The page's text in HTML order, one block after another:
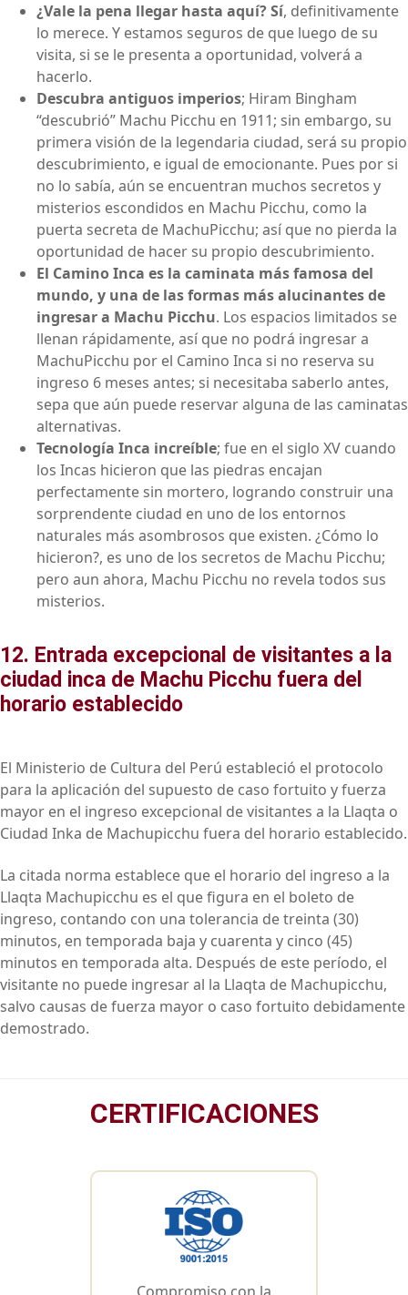
¿Vale la pena llegar hasta aquí? Sí, definitivamente
lo merece. Y estamos seguros de que luego de su
visita, si se le presenta a oportunidad, volverá a
hacerlo.
Descubra antiguos imperios; Hiram Bingham
“descubrió” Machu Picchu en 1911; sin embargo, su
primera visión de la legendaria ciudad, será su propio
descubrimiento, e igual de emocionante. Pues por si
no lo sabía, aún se encuentran muchos secretos y
misterios escondidos en Machu Picchu, como la
puerta secreta de MachuPicchu; así que no pierda la
oportunidad de hacer su propio descubrimiento.
El Camino Inca es la caminata más famosa del
mundo, y una de las formas más alucinantes de
ingresar a Machu Picchu. Los espacios limitados se
llenan rápidamente, así que no podrá ingresar a
MachuPicchu por el Camino Inca si no reserva su
ingreso 6 meses antes; si necesitaba saberlo antes,
sepa que aún puede reservar alguna de las caminatas
alternativas.
Tecnología Inca increíble; fue en el siglo XV cuando
los Incas hicieron que las piedras encajan
perfectamente sin mortero, logrando construir una
sorprendente ciudad en uno de los entornos
naturales más asombrosos que existen. ¿Cómo lo
hicieron?, es uno de los secretos de Machu Picchu;
pero aun ahora, Machu Picchu no revela todos sus
misterios.
12. Entrada excepcional de visitantes a la
ciudad inca de Machu Picchu fuera del
horario establecido
El Ministerio de Cultura del Perú estableció el protocolo
para la aplicación del supuesto de caso fortuito y fuerza
mayor en el ingreso excepcional de visitantes a la Llaqta o
Ciudad Inka de Machupicchu fuera del horario establecido.
La citada norma establece que el horario del ingreso a la
Llaqta Machupicchu es el que figura en el boleto de
ingreso, contando con una tolerancia de treinta (30)
minutos, en temporada baja y cuarenta y cinco (45)
minutos en temporada alta. Después de este período, el
visitante no puede ingresar al la Llaqta de Machupicchu,
salvo causas de fuerza mayor o caso fortuito debidamente
demostrado.
CERTIFICACIONES